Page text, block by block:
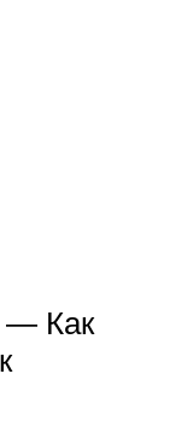
— Как